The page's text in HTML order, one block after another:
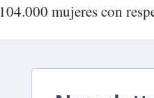
mujeres con